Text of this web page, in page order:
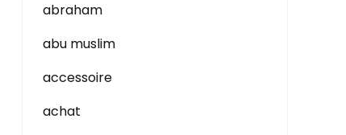
abraham
abu muslim
accessoire
achat